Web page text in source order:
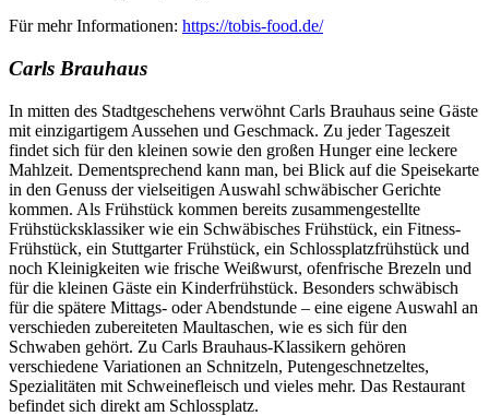
Für mehr Informationen: https://tobis-food.de/
Carls Brauhaus
In mitten des Stadtgeschehens verwöhnt Carls Brauhaus seine Gäste
mit einzigartigem Aussehen und Geschmack. Zu jeder Tageszeit
findet sich für den kleinen sowie den großen Hunger eine leckere
Mahlzeit. Dementsprechend kann man, bei Blick auf die Speisekarte
in den Genuss der vielseitigen Auswahl schwäbischer Gerichte
kommen. Als Frühstück kommen bereits zusammengestellte
Frühstücksklassiker wie ein Schwäbisches Frühstück, ein Fitness-
Frühstück, ein Stuttgarter Frühstück, ein Schlossplatzfrühstück und
noch Kleinigkeiten wie frische Weißwurst, ofenfrische Brezeln und
für die kleinen Gäste ein Kinderfrühstück. Besonders schwäbisch
für die spätere Mittags- oder Abendstunde – eine eigene Auswahl an
verschieden zubereiteten Maultaschen, wie es sich für den
Schwaben gehört. Zu Carls Brauhaus-Klassikern gehören
verschiedene Variationen an Schnitzeln, Putengeschnetzeltes,
Spezialitäten mit Schweinefleisch und vieles mehr. Das Restaurant
befindet sich direkt am Schlossplatz.